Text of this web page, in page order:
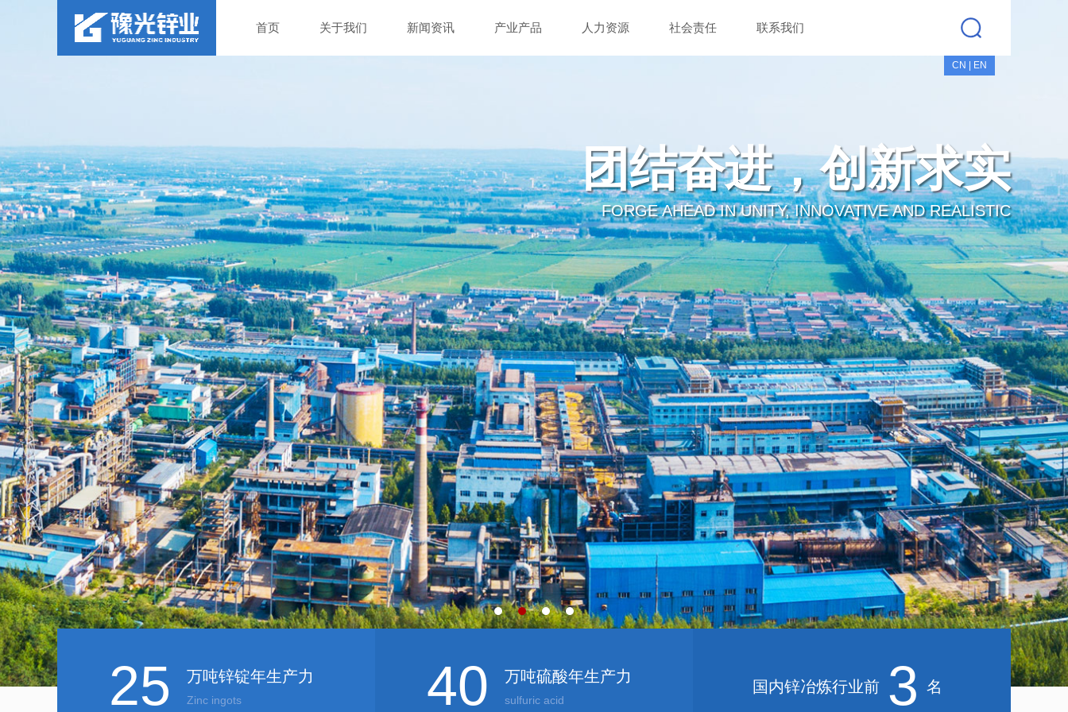
首页 关于我们 新闻资讯 产业产品 人力资源 社会责任 联系我们
CN EN
团结奋进，创新求实
FORGE AHEAD IN UNITY, INNOVATIVE AND REALISTIC
25 万吨锌锭年生产力
Zinc ingots 40 万吨硫酸年生产力
sulfuric acid
国内锌冶炼行业前 3 名